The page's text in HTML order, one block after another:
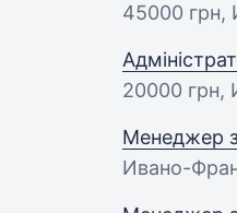
45000 грн,
20000 грн,
Менеджер з
Ивано-